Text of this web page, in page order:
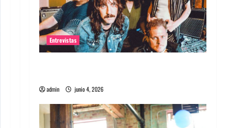
Entrevistas
admin junio 4, 2026